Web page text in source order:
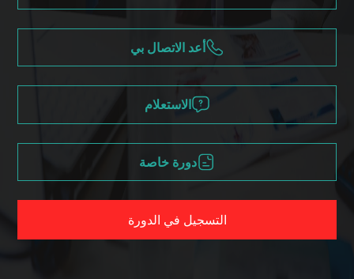
أعد الاتصال بي
الاستعلام
دورة خاصة
التسجيل في الدورة